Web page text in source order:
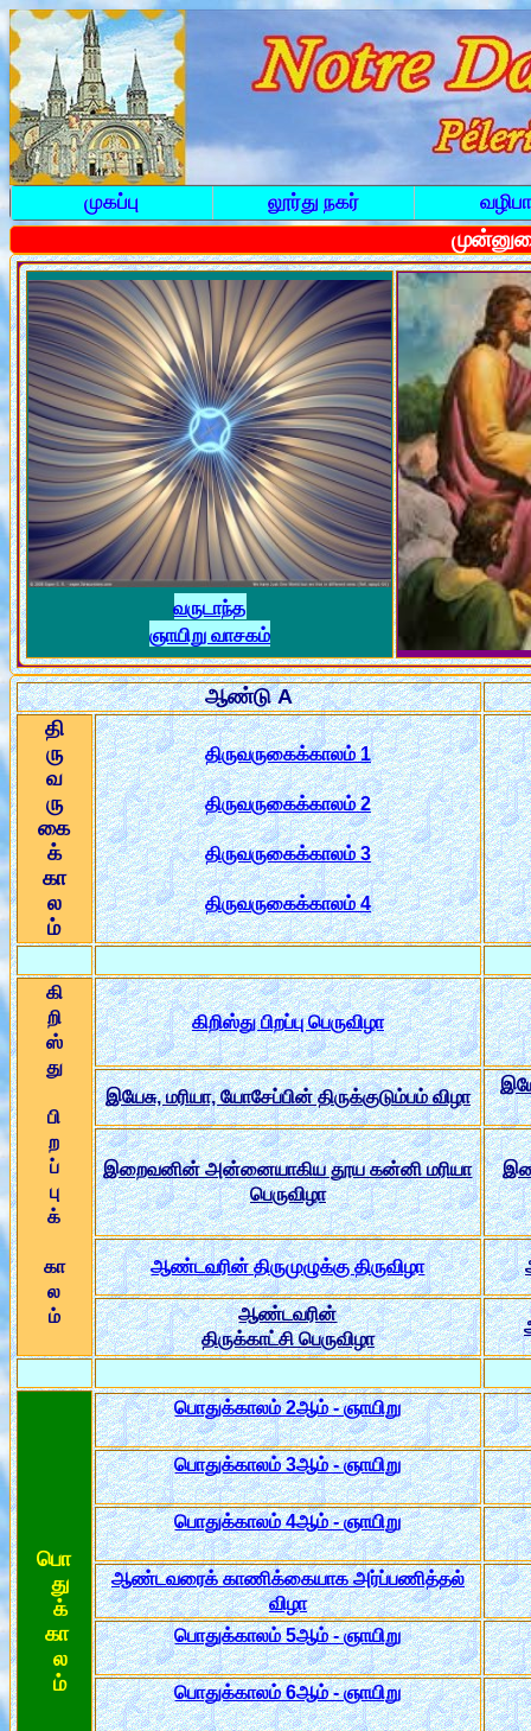
முகப்பு லூர்து நகர்
வருடாந்த
ஞாயிறு வாசகம்
ஆண்டு A
தி
ரு
வ
ரு
கை
க்
கா
ல
ம்
திருவருகைக்காலம் 1
திருவருகைக்காலம் 2
திருவருகைக்காலம் 3
திருவருகைக்காலம் 4
கி
றி
ஸ்
து
பி
ற
ப்
பு
க்
கா
ல
ம
கிறிஸ்து பிறப்பு பெருவிழா
இயேசு, மரியா, யோசேப்பின் திருக்குடும்பம் விழா
இறைவனின் அன்னையாகிய தூய கன்னி மரியா
பெருவிழா
ஆண்டவரின் திருமுழுக்கு திருவிழ
ஆண்டவரின்
திருக்காட்சி பெருவிழா
பொ
து
க்
கா
ல
ம்
பொதுக்காலம் 2ஆம் - ஞாயிறு
பொதுக்காலம் 3ஆம் - ஞாயிறு
பொதுக்காலம் 4ஆம் - ஞாயிறு
ஆண்டவரைக் காணிக்கையாக அர்ப்பணித்தல்
விழா
பொதுக்காலம் 5ஆம் - ஞாயிறு
பொதுக்காலம் 6ஆம் - ஞாயிறு